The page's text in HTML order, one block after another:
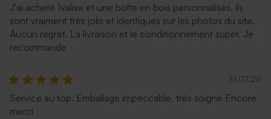
Enveloppe recyclée mariage
carrée
Enveloppe mariage carrée
rose nude
J'ai acheté 1valise et une boîte en bois personnalisés, ils
sont vraiment très jolis et identiques sur les photos du site.
Aucun regret. La livraison et le conditionnement super. Je
recommande
31.07.26
Service au top. Emballage impeccable, très soigné Encore
merci